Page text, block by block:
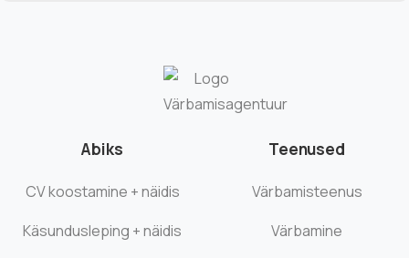
Abiks
CV koostamine + näidis
Käsundusleping + näidis
Teenused
Värbamisteenus
Värbamine